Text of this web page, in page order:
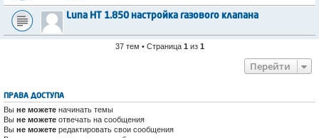
Luna HT 1.850 настройка газового клапана
37 тем • Страница 1 из 1
Перейти
ПРАВА ДОСТУПА
Вы не можете начинать темы
Вы не можете отвечать на сообщения
Вы не можете редактировать свои сообщения